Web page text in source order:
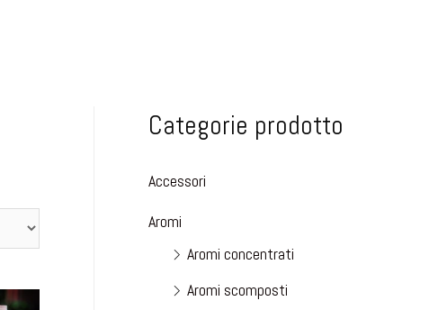
Categorie prodotto
Accessori
Aromi
Aromi concentrati
Aromi scomposti